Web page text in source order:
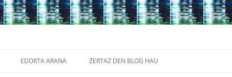
salto
EDORTA ARANA ZERTAZ DEN BLOG HAU